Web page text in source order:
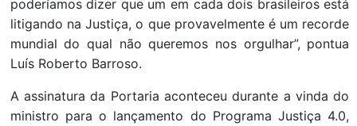
poderíamos dizer que um em cada dois brasileiros está
litigando na Justiça, o que provavelmente é um recorde
mundial do qual não queremos nos orgulhar”, pontua
Luís Roberto Barroso.
A assinatura da Portaria aconteceu durante a vinda do
ministro para o lançamento do Programa Justiça 4.0,